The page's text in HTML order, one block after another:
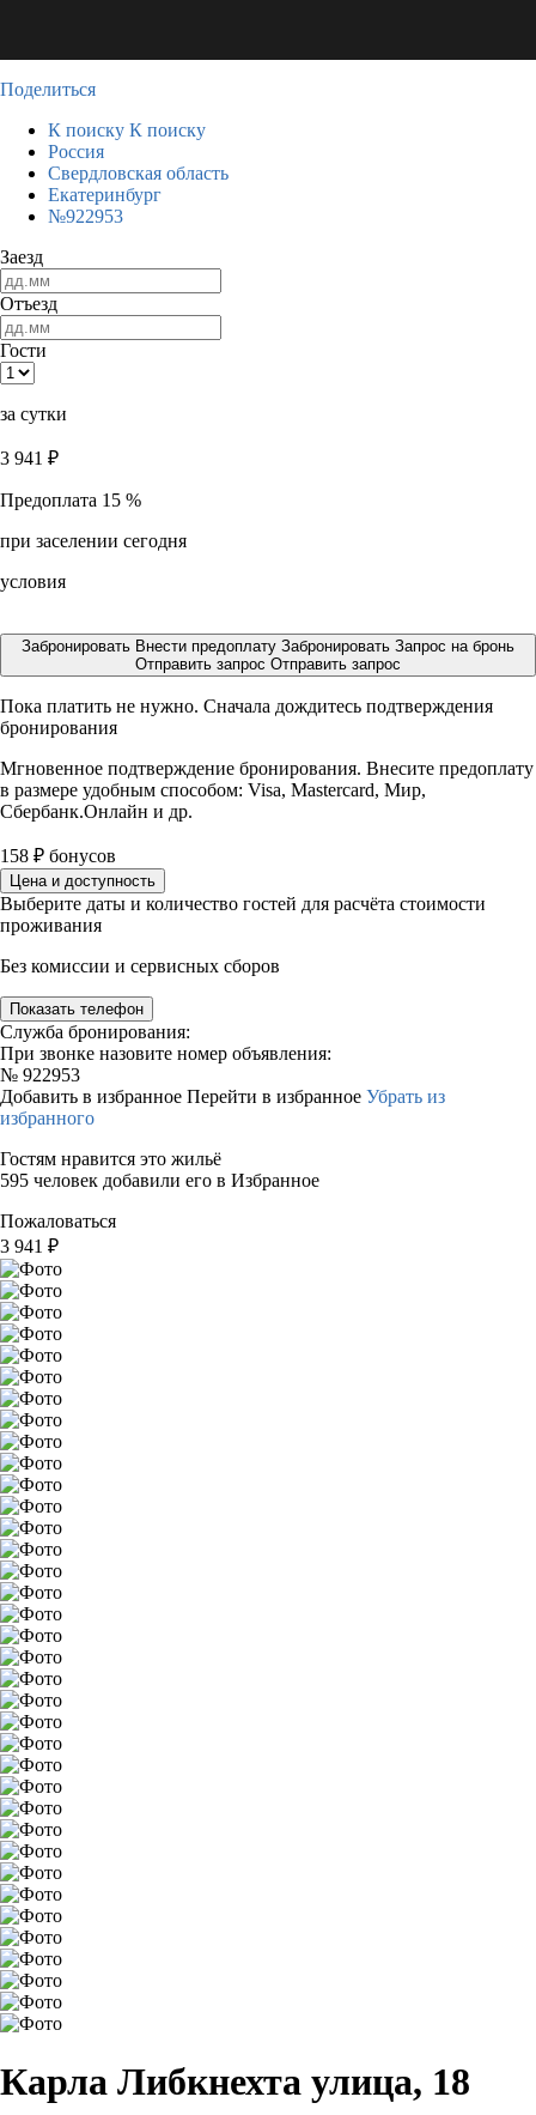
Поделиться
К поиску К поиску
Россия
Свердловская область
Екатеринбург
№922953
Заезд
Отъезд
Гости
за сутки
3 941 ₽
Предоплата 15 %
при заселении сегодня
условия
Забронировать Внести предоплату Забронировать Запрос на бронь
Отправить запрос Отправить запрос
Пока платить не нужно. Сначала дождитесь подтверждения
бронирования
Мгновенное подтверждение бронирования. Внесите предоплату
в размере удобным способом: Visa, Mastercard, Мир,
Сбербанк.Онлайн и др.
158 ₽ бонусов
Цена и доступность
Выберите даты и количество гостей для расчёта стоимости
проживания
Без комиссии и сервисных сборов
Показать телефон
Служба бронирования:
При звонке назовите номер объявления:
№ 922953
Добавить в избранное Перейти в избранное Убрать из
избранного
Гостям нравится это жильё
595 человек добавили его в Избранное
Пожаловаться
3 941 ₽
Карла Либкнехта улица, 18